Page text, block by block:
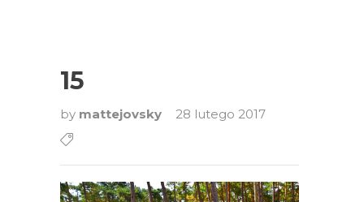
15
by mattejovsky 28 lutego 2017